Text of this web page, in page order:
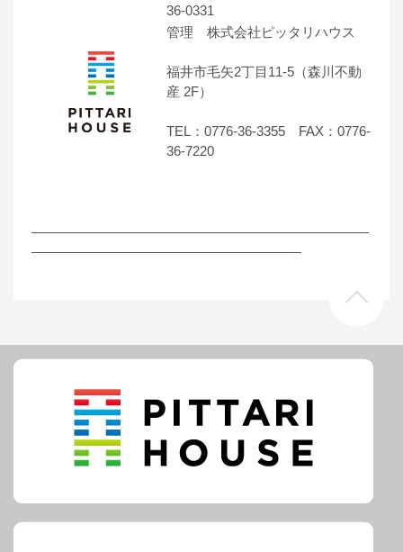
36-0331
管理 株式会社ピッタリハウス
福井市毛矢2丁目11-5（森川不動
産 2F）
TEL：0776-36-3355 FAX：0776-
36-7220
―――――――――――――――――――――――――
――――――――――――――――――――